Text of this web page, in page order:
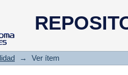
de
de fracturas
pacientes
Hidalgo
→ Ver ítem